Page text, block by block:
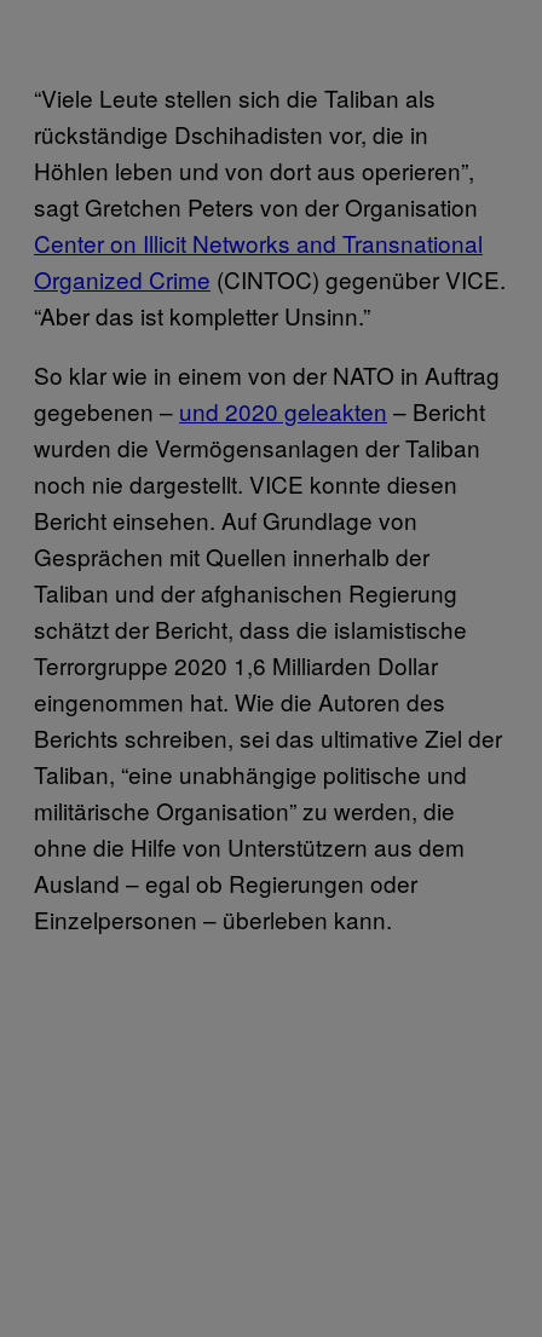
“Viele Leute stellen sich die Taliban als
rückständige Dschihadisten vor, die in
Höhlen leben und von dort aus operieren”,
sagt Gretchen Peters von der Organisation
Center on Illicit Networks and Transnational
Organized Crime (CINTOC) gegenüber VICE.
“Aber das ist kompletter Unsinn.”
So klar wie in einem von der NATO in Auftrag
gegebenen – und 2020 geleakten – Bericht
wurden die Vermögensanlagen der Taliban
noch nie dargestellt. VICE konnte diesen
Bericht einsehen. Auf Grundlage von
Gesprächen mit Quellen innerhalb der
Taliban und der afghanischen Regierung
schätzt der Bericht, dass die islamistische
Terrorgruppe 2020 1,6 Milliarden Dollar
eingenommen hat. Wie die Autoren des
Berichts schreiben, sei das ultimative Ziel der
Taliban, “eine unabhängige politische und
militärische Organisation” zu werden, die
ohne die Hilfe von Unterstützern aus dem
Ausland – egal ob Regierungen oder
Einzelpersonen – überleben kann.